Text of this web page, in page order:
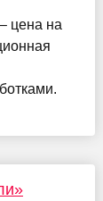
цена на